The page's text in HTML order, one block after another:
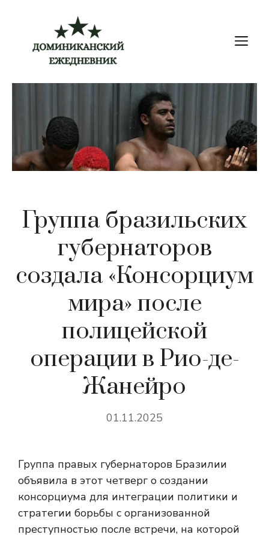
содержимому
Группа бразильских
губернаторов
создала «Консорциум
мира» после
полицейской
операции в Рио-де-
Жанейро
01.11.2025
Группа правых губернаторов Бразилии
объявила в этот четверг о создании
консорциума для интеграции политики и
стратегии борьбы с организованной
преступностью после встречи, на которой